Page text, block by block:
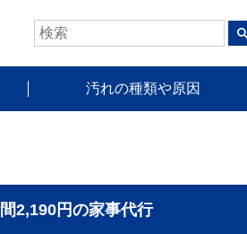
汚れの種類や原因
2,190円の家事代行